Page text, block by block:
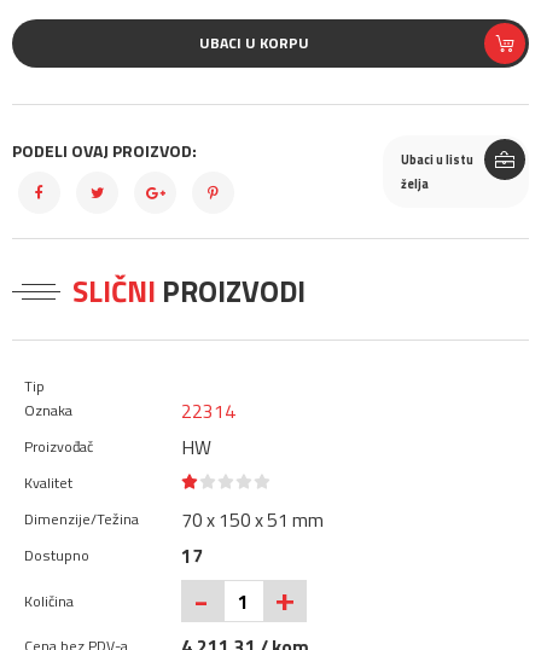
UBACI U KORPU
PODELI OVAJ PROIZVOD:
Ubaci u listu
želja
SLIČNI PROIZVODI
22314
HW
70 x 150 x 51 mm
17
- +